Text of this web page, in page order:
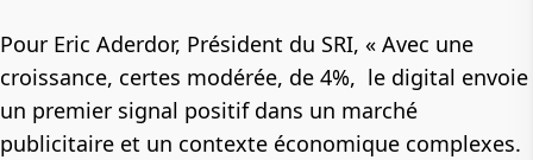
Pour Eric Aderdor, Président du SRI, « Avec une
croissance, certes modérée, de 4%, le digital envoie
un premier signal positif dans un marché
publicitaire et un contexte économique complexes.